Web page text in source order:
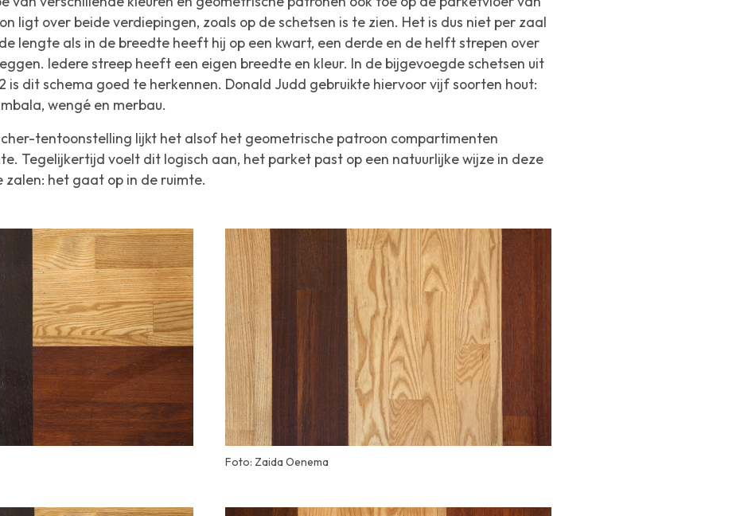
ligt over beide verdiepingen, zoals op de schetsen is te zien. Het is dus niet per zaal
lengte als in de breedte heeft hij op een kwart, een derde en de helft strepen over
Iedere streep heeft een eigen breedte en kleur. In de bijgevoegde schetsen uit
is dit schema goed te herkennen. Donald Judd gebruikte hiervoor vijf soorten hout:
wengé en merbau.
tentoonstelling lijkt het alsof het geometrische patroon compartimenten
Tegelijkertijd voelt dit logisch aan, het parket past op een natuurlijke wijze in deze
het gaat op in de ruimte.
Foto: Zaida Oenema